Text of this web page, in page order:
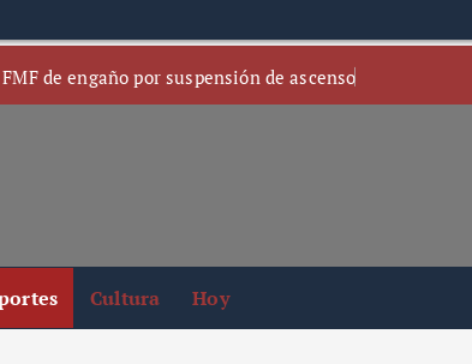
de engaño por suspensión de ascenso
Cultura Hoy